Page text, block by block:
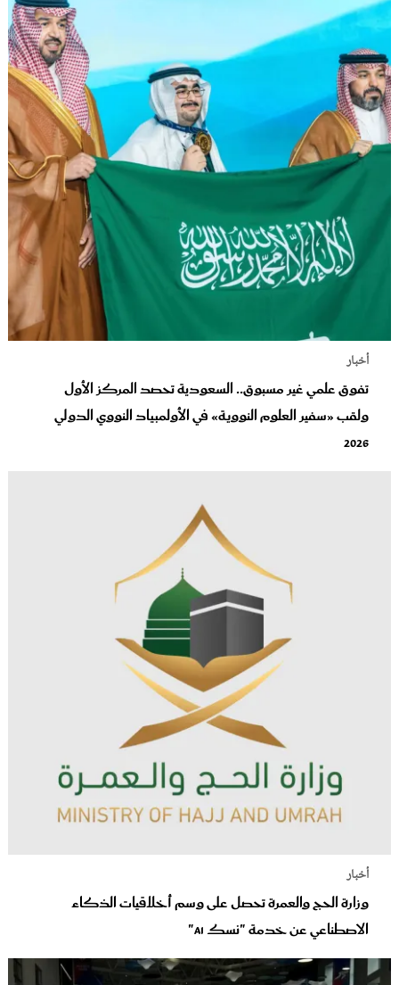
أخبار
تفوق علمي غير مسبوق.. السعودية تحصد المركز الأول
ولقب «سفير العلوم النووية» في الأولمبياد النووي الدولي
2026
أخبار
وزارة الحج والعمرة تحصل على وسم أخلاقيات الذكاء
الاصطناعي عن خدمة "نسك AI"